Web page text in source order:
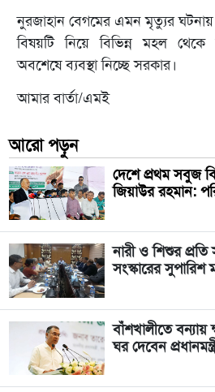
নুরজাহান বেগমের এমন মৃত্যুর ঘটনায়
বিষয়টি নিয়ে বিভিন্ন মহল থেকে
অবশেষে ব্যবস্থা নিচ্ছে সরকার।
আমার বার্তা/এমই
আরো পড়ুন
দেশে প্রথম সবুজ
জিয়াউর রহমান:
নারী ও শিশুর
সংস্কারের সুপারিশ
বাঁশখালীতে বন্যায়
ঘর দেবেন